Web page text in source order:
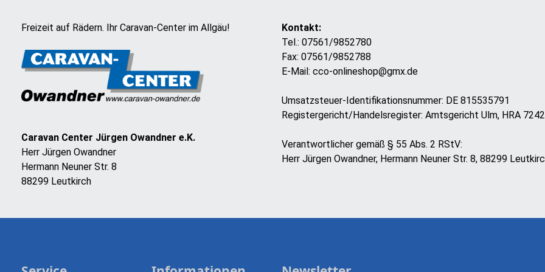
Freizeit auf Rädern. Ihr Caravan-Center im Allgäu!
Caravan Center Jürgen Owandner e.K.
Herr Jürgen Owandner
Hermann Neuner Str. 8
88299 Leutkirch
Kontakt:
Tel.: 07561/9852780
Fax: 07561/9852788
E-Mail: cco-onlineshop@gmx.de
Umsatzsteuer-Identifikationsnummer: DE 815535791
Registergericht/Handelsregister: Amtsgericht Ulm, HRA
Verantwortlicher gemäß § 55 Abs. 2 RStV:
Herr Jürgen Owandner, Hermann Neuner Str. 8, 88299